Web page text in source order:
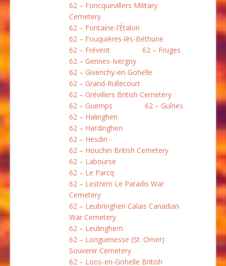
62 – Foncquevillers Military
Cemetery
62 – Fontaine-l’Étalon
62 – Fouquières-lès-Béthune
62 – Frévent
62 – Fruges
62 – Gennes-Ivergny
62 – Givenchy-en-Gohelle
62 – Grand-Rullecourt
62 – Grévillers British Cemetery
62 – Guemps
62 – Guînes
62 – Halinghen
62 – Hardinghen
62 – Hesdin
62 – Houchin British Cemetery
62 – Labourse
62 – Le Parcq
62 – Lestrem Le Paradis War
Cemetery
62 – Leubringhen Calais Canadian
War Cemetery
62 – Leulinghem
62 – Longuenesse (St. Omer)
Souvenir Cemetery
62 – Loos-en-Gohelle British